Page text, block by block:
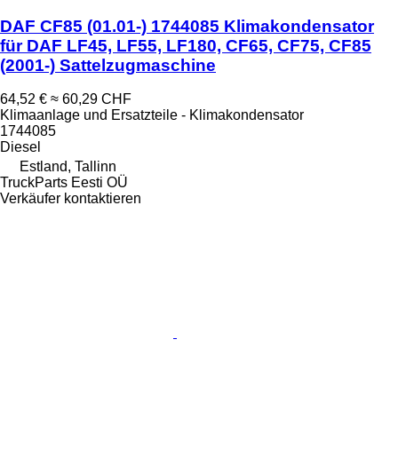
DAF CF85 (01.01-) 1744085 Klimakondensator
für DAF LF45, LF55, LF180, CF65, CF75, CF85
(2001-) Sattelzugmaschine
64,52 € ≈ 60,29 CHF
Klimaanlage und Ersatzteile - Klimakondensator
1744085
Diesel
Estland, Tallinn
TruckParts Eesti OÜ
Verkäufer kontaktieren